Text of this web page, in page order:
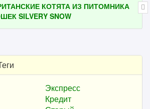
КОТЯТА ИЗ ПИТОМНИКА
SILVERY SNOW
Экспресс
Кредит